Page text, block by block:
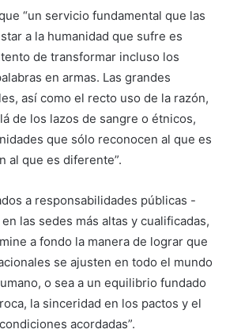
“un servicio fundamental que las
a la humanidad que sufre es
de transformar incluso los
en armas. Las grandes
así como el recto uso de la razón,
de los lazos de sangre o étnicos,
que sólo reconocen al que es
al que es diferente”.
a responsabilidades públicas -
las sedes más altas y cualificadas,
a fondo la manera de lograr que
se ajusten en todo el mundo
o sea a un equilibrio fundado
la sinceridad en los pactos y el
acordadas”.